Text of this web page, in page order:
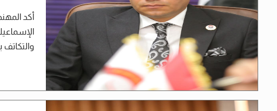
أكد
والتكاتف